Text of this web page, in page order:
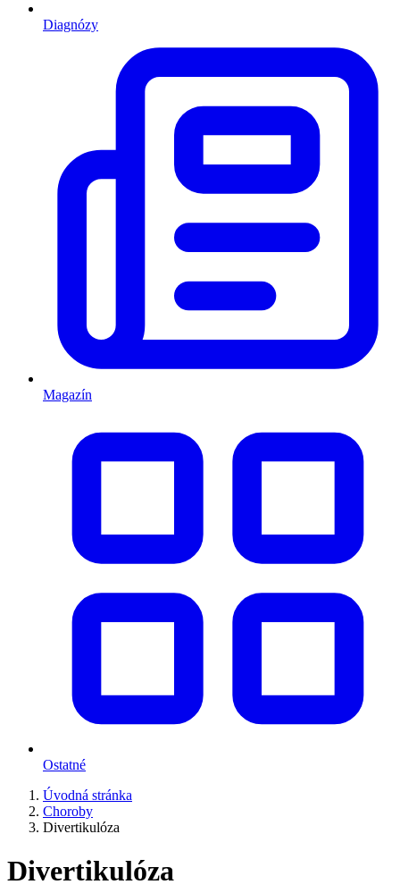
Diagnózy
Magazín
Ostatné
Úvodná stránka
Choroby
Divertikulóza
Divertikulóza